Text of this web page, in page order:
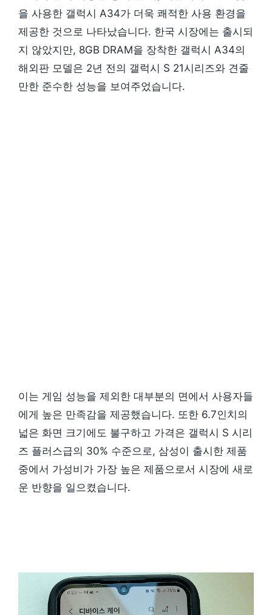
을 사용한 갤럭시 A34가 더욱 쾌적한 사용 환경을
제공한 것으로 나타났습니다. 한국 시장에는 출시되
지 않았지만, 8GB DRAM을 장착한 갤럭시 A34의
해외판 모델은 2년 전의 갤럭시 S 21시리즈와 견줄
만한 준수한 성능을 보여주었습니다.
이는 게임 성능을 제외한 대부분의 면에서 사용자들
에게 높은 만족감을 제공했습니다. 또한 6.7인치의
넓은 화면 크기에도 불구하고 가격은 갤럭시 S 시리
즈 플러스급의 30% 수준으로, 삼성이 출시한 제품
중에서 가성비가 가장 높은 제품으로서 시장에 새로
운 반향을 일으켰습니다.